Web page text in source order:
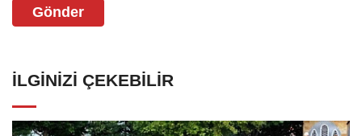
Gönder
İLGINIZI ÇEKEBILIR